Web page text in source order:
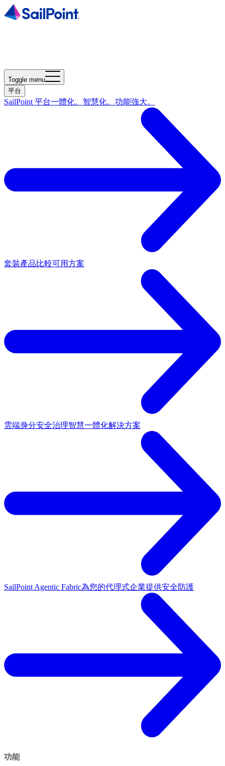
Toggle menu
平台
SailPoint 平台一體化。智慧化。功能強大。
套裝產品比較可用方案
雲端身分安全治理智慧一體化解決方案
SailPoint Agentic Fabric為您的代理式企業提供安全防護
功能